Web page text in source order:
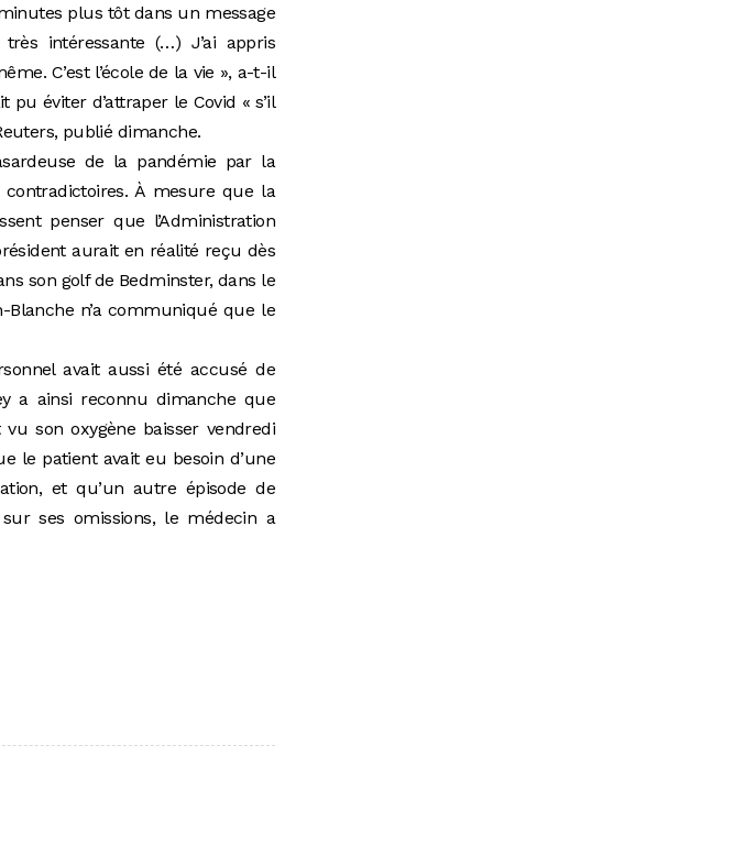
plus tôt dans un message
intéressante (…) J’ai appris
C’est l’école de la vie », a-t-il
pu éviter d’attraper le Covid « s’il
publié dimanche.
de la pandémie par la
À mesure que la
penser que l’Administration
aurait en réalité reçu dès
son golf de Bedminster, dans le
Blanche n’a communiqué que le
avait aussi été accusé de
a ainsi reconnu dimanche que
son oxygène baisser vendredi
le patient avait eu besoin d’une
et qu’un autre épisode de
ses omissions, le médecin a